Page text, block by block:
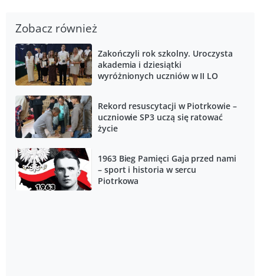
Zobacz również
Zakończyli rok szkolny. Uroczysta
akademia i dziesiątki
wyróżnionych uczniów w II LO
Rekord resuscytacji w Piotrkowie –
uczniowie SP3 uczą się ratować
życie
1963 Bieg Pamięci Gaja przed nami
– sport i historia w sercu
Piotrkowa